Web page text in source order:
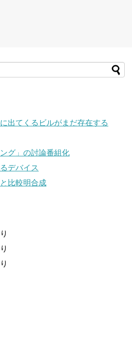
出てくるビルがまだ存在する
グ」の討論番組化
デバイス
比較明合成